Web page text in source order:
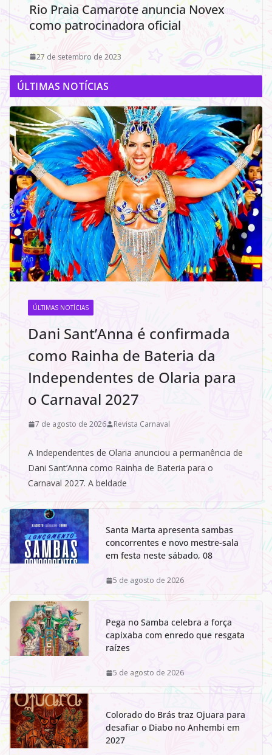
Rio Praia Camarote anuncia Novex
como patrocinadora oficial
27 de setembro de 2023
ÚLTIMAS NOTÍCIAS
ÚLTIMAS NOTÍCIAS
Dani Sant’Anna é confirmada
como Rainha de Bateria da
Independentes de Olaria para
o Carnaval 2027
7 de agosto de 2026 Revista Carnaval
A Independentes de Olaria anunciou a permanência de
Dani Sant’Anna como Rainha de Bateria para o
Carnaval 2027. A beldade
Santa Marta apresenta sambas
concorrentes e novo mestre-sala
em festa neste sábado, 08
5 de agosto de 2026
Pega no Samba celebra a força
capixaba com enredo que resgata
raízes
5 de agosto de 2026
Colorado do Brás traz Ojuara para
desafiar o Diabo no Anhembi em
2027